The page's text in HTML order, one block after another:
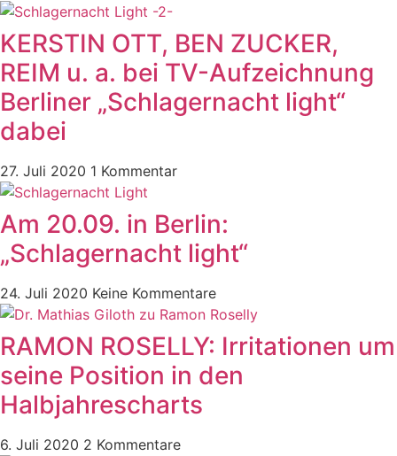
KERSTIN OTT, BEN ZUCKER,
REIM u. a. bei TV-Aufzeichnung
Berliner „Schlagernacht light“
dabei
27. Juli 2020 1 Kommentar
Am 20.09. in Berlin:
„Schlagernacht light“
24. Juli 2020 Keine Kommentare
RAMON ROSELLY: Irritationen um
seine Position in den
Halbjahrescharts
6. Juli 2020 2 Kommentare